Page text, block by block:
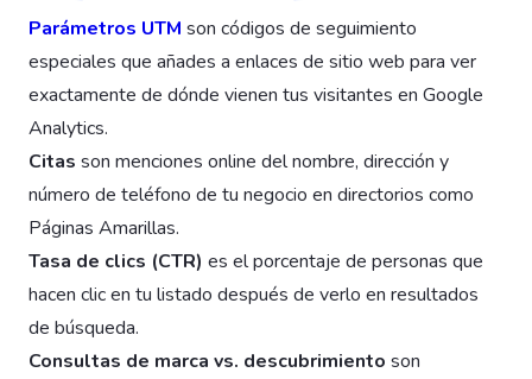
Parámetros UTM son códigos de seguimiento
especiales que añades a enlaces de sitio web para ver
exactamente de dónde vienen tus visitantes en Google
Analytics.
Citas son menciones online del nombre, dirección y
número de teléfono de tu negocio en directorios como
Páginas Amarillas.
Tasa de clics (CTR) es el porcentaje de personas que
hacen clic en tu listado después de verlo en resultados
de búsqueda.
Consultas de marca vs. descubrimiento son